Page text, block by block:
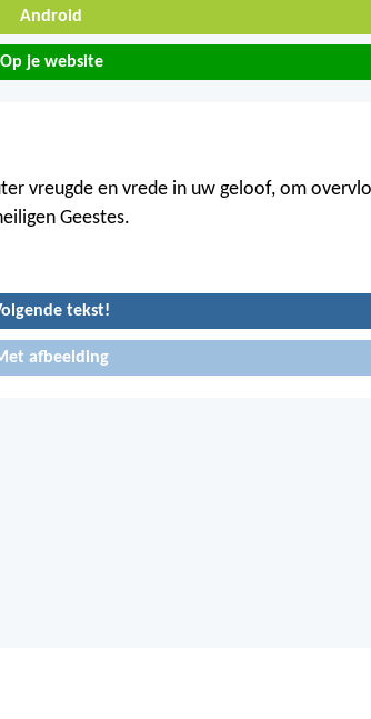
Android
Op je website
vreugde en vrede in uw geloof, om
Geestes.
tekst!
afbeelding